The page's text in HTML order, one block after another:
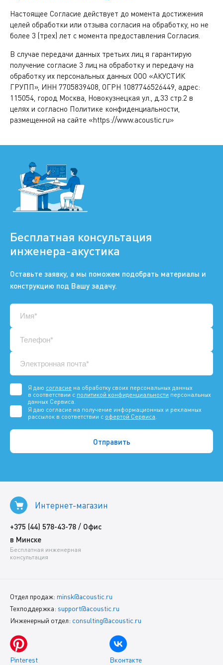
Настоящее Согласие действует до момента достижения
целей обработки или отзыва согласия на обработку, но не
более 3 (трех) лет с момента предоставления Согласия.
В случае передачи данных третьих лиц я гарантирую
получение согласие 3 лиц на обработку и передачу на
обработку их персональных данных ООО «АКУСТИК
ГРУПП», ИНН 7705839408, ОГРН 1087746526449, адрес:
115054, город Москва, Новокузнецкая ул., д.33 стр.2 в
целях и согласно Политике конфиденциальности,
размещенной на сайте «https://www.acoustic.ru»
Бесплатная консультация
инженера-акустика
Оставьте заявку, а мы поможем подобрать материалы и
конструкцию под Вашу задачу.
Я даю согласие на обработку своих персональных данных
в соответствии с политикой конфиденциальности персональных
данных Сервиса.
Я даю согласие на получение информационных и рекламных
рассылок в соответствии с офертой Сервиса.
Интернет-магазин
+375 (44) 578-43-78 / Офис
в Минске
Бесплатная инженерная
консультация
Отдел продаж: minsk@acoustic.ru
Техподдержка: support@acoustic.ru
Инженерный отдел: consulting@acoustic.ru
Pinterest Вконтакте